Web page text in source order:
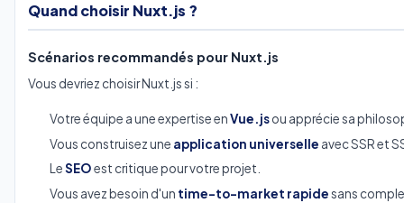
Quand choisir Nuxt.js ?
Scénarios recommandés pour Nuxt.js
Vous devriez choisir Nuxt.js si :
Votre équipe a une expertise enVue.jsou apprécie sa
Vous construisez une application universelle avec SSR et
LeSEOest critique pour votre projet.
Vous avez besoin d'un time-to-market rapidesans